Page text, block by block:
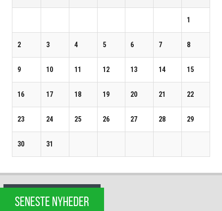
1
2 3 4 5 6 7 8
9 10 11 12 13 14 15
16 17 18 19 20 21 22
23 24 25 26 27 28 29
30 31
SENESTE NYHEDER